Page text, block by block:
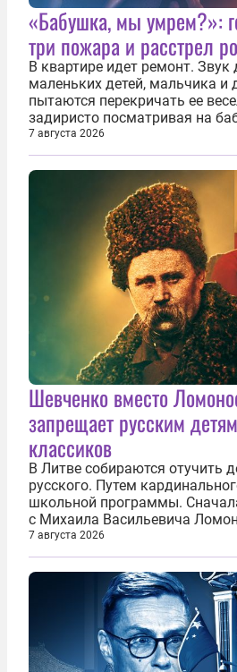
«Бабушка, мы умрем?»:
три пожара и расстрел
В квартире идет ремонт. Звук
маленьких детей, мальчика и
пытаются перекричать ее
задиристо посматривая на
им замечание, но внуки
сердится невсерьез. И это
сверлит противно, но всё...
7 августа 2026
Шевченко вместо
запрещает русским
классиков
В Литве собираются отучить
русского. Путем
школьной программы.
с Михаила Васильевича
правительства Литвы
предложил исключить его
общего образования.
7 августа 2026